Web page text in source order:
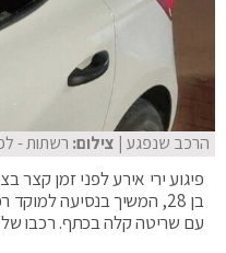
הרכב שנפגע | צילום: רשתות - לפי
פיגוע ירי אירע לפני זמן קצר
בן 28, המשיך בנסיעה
עם שריטה קלה בכתף. רכבו של הנהג